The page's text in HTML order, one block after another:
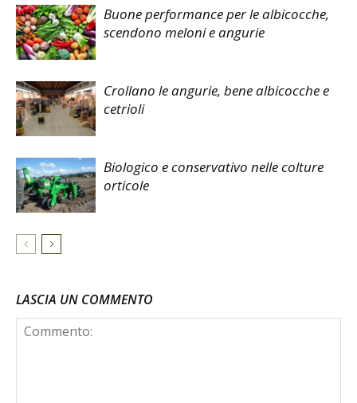
Buone performance per le albicocche,
scendono meloni e angurie
Crollano le angurie, bene albicocche e
cetrioli
Biologico e conservativo nelle colture
orticole
LASCIA UN COMMENTO